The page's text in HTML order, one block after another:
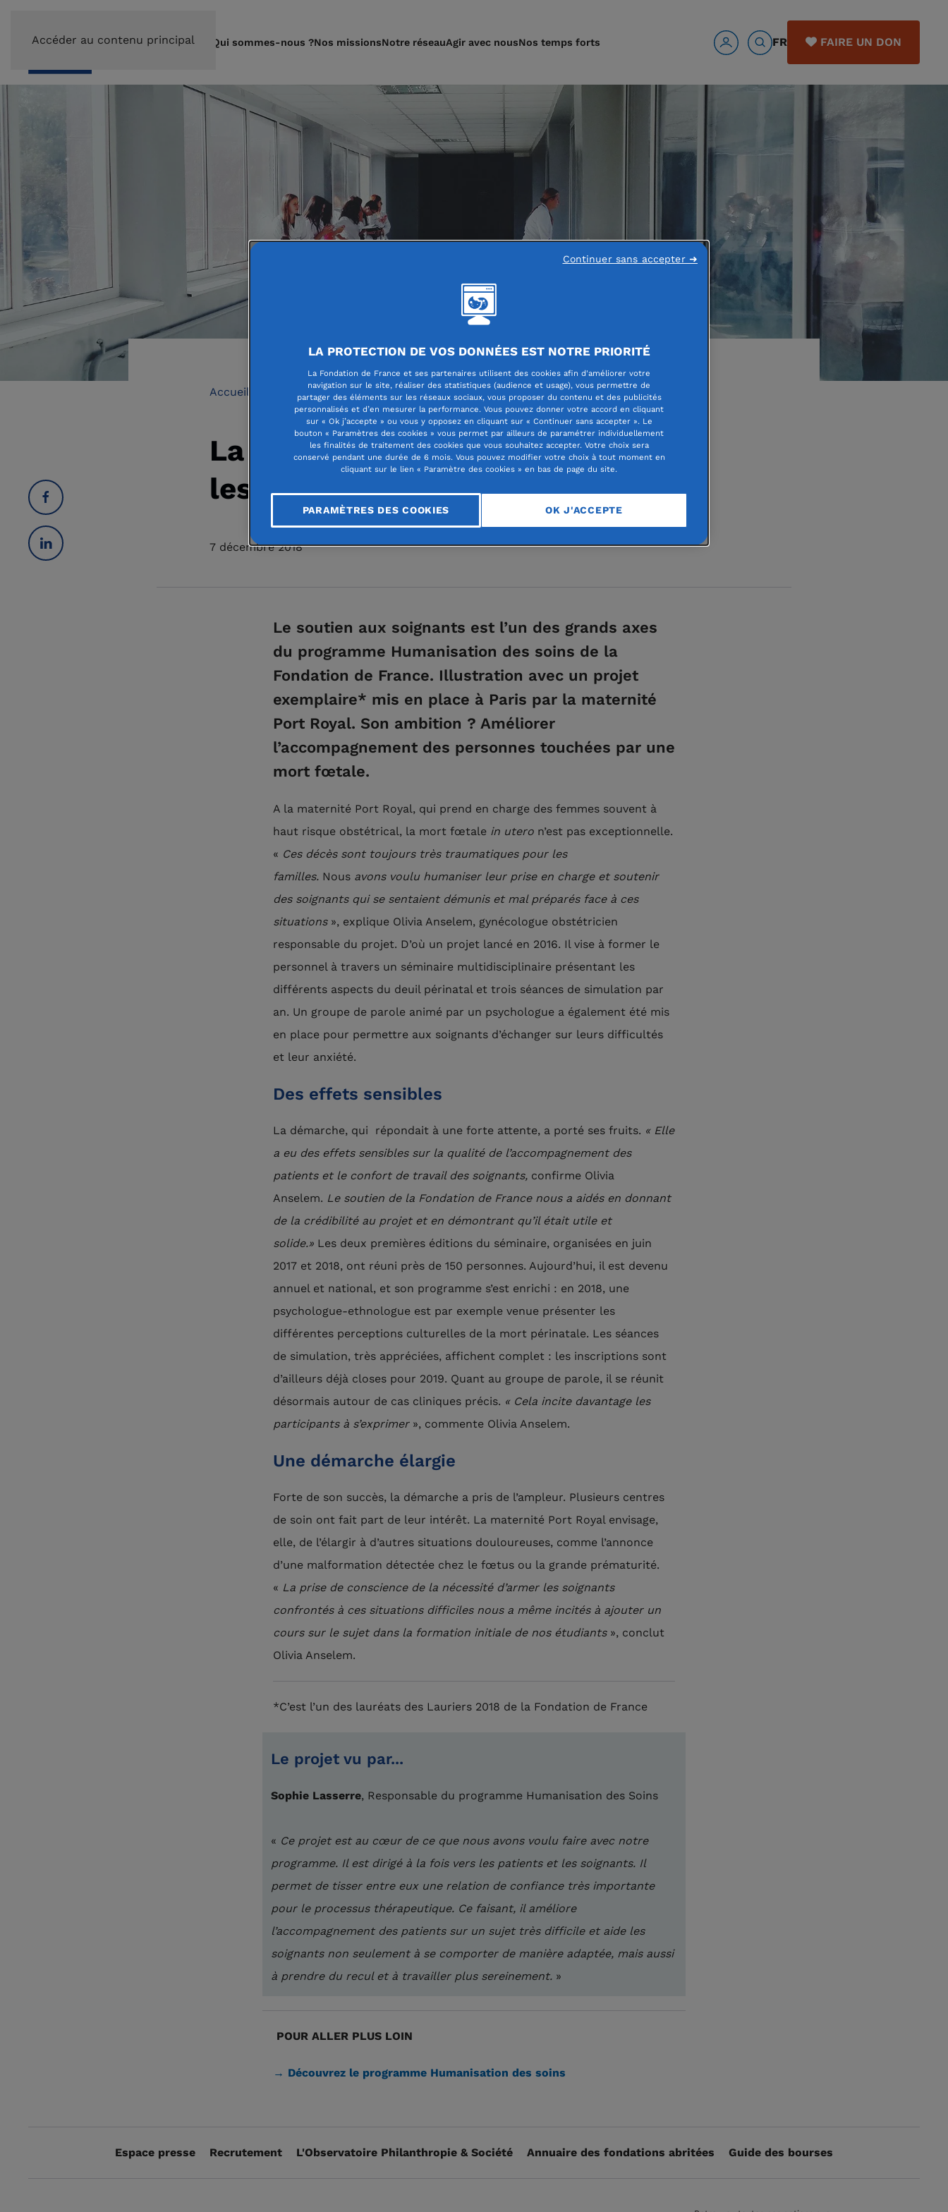
Accéder au contenu principal Qui sommes-nous ?Nos missionsNotre réseauAgir avec nousNos temps forts FR FAIRE UN DON
Accueil L'humain au coeur du soin
La maternité Port Royal soigne …
les soignants !
7 décembre 2018
Le soutien aux soignants est l’un des grands axes
du programme Humanisation des soins de la
Fondation de France. Illustration avec un projet
exemplaire* mis en place à Paris par la maternité
Port Royal. Son ambition ? Améliorer
l’accompagnement des personnes touchées par une
mort fœtale.
A la maternité Port Royal, qui prend en charge des femmes souvent à
haut risque obstétrical, la mort fœtale in utero n’est pas exceptionnelle.
« Ces décès sont toujours très traumatiques pour les
familles. Nous avons voulu humaniser leur prise en charge et soutenir
des soignants qui se sentaient démunis et mal préparés face à ces
situations », explique Olivia Anselem, gynécologue obstétricien
responsable du projet. D’où un projet lancé en 2016. Il vise à former le
personnel à travers un séminaire multidisciplinaire présentant les
différents aspects du deuil périnatal et trois séances de simulation par
an. Un groupe de parole animé par un psychologue a également été mis
en place pour permettre aux soignants d’échanger sur leurs difficultés
et leur anxiété.
Des effets sensibles
La démarche, qui répondait à une forte attente, a porté ses fruits. « Elle
a eu des effets sensibles sur la qualité de l’accompagnement des
patients et le confort de travail des soignants, confirme Olivia
Anselem. Le soutien de la Fondation de France nous a aidés en donnant
de la crédibilité au projet et en démontrant qu’il était utile et
solide.» Les deux premières éditions du séminaire, organisées en juin
2017 et 2018, ont réuni près de 150 personnes. Aujourd’hui, il est devenu
annuel et national, et son programme s’est enrichi : en 2018, une
psychologue-ethnologue est par exemple venue présenter les
différentes perceptions culturelles de la mort périnatale. Les séances
de simulation, très appréciées, affichent complet : les inscriptions sont
d’ailleurs déjà closes pour 2019. Quant au groupe de parole, il se réunit
désormais autour de cas cliniques précis. « Cela incite davantage les
participants à s’exprimer », commente Olivia Anselem.
Une démarche élargie
Forte de son succès, la démarche a pris de l’ampleur. Plusieurs centres
de soin ont fait part de leur intérêt. La maternité Port Royal envisage,
elle, de l’élargir à d’autres situations douloureuses, comme l’annonce
d’une malformation détectée chez le fœtus ou la grande prématurité.
« La prise de conscience de la nécessité d’armer les soignants
confrontés à ces situations difficiles nous a même incités à ajouter un
cours sur le sujet dans la formation initiale de nos étudiants», conclut
Olivia Anselem.
*C’est l’un des lauréats des Lauriers 2018 de la Fondation de France
Le projet vu par...
Sophie Lasserre, Responsable du programme Humanisation des Soins
« Ce projet est au cœur de ce que nous avons voulu faire avec notre
programme. Il est dirigé à la fois vers les patients et les soignants. Il
permet de tisser entre eux une relation de confiance très importante
pour le processus thérapeutique. Ce faisant, il améliore
l’accompagnement des patients sur un sujet très difficile et aide les
soignants non seulement à se comporter de manière adaptée, mais aussi
à prendre du recul et à travailler plus sereinement. »
POUR ALLER PLUS LOIN
→ Découvrez le programme Humanisation des soins
Espace presse Recrutement L'Observatoire Philanthropie & Société Annuaire des fondations abritées Guide des bourses
LA PROTECTION DE VOS DONNÉES EST NOTRE PRIORITÉ
La Fondation de France et ses partenaires utilisent des cookies afin d'améliorer votre
navigation sur le site, réaliser des statistiques (audience et usage), vous permettre de
partager des éléments sur les réseaux sociaux, vous proposer du contenu et des publicités
personnalisés et d’en mesurer la performance. Vous pouvez donner votre accord en cliquant
sur « Ok j’accepte » ou vous y opposez en cliquant sur « Continuer sans accepter ». Le
bouton « Paramètres des cookies » vous permet par ailleurs de paramétrer individuellement
les finalités de traitement des cookies que vous souhaitez accepter. Votre choix sera
conservé pendant une durée de 6 mois. Vous pouvez modifier votre choix à tout moment en
cliquant sur le lien « Paramètre des cookies » en bas de page du site.
PARAMÈTRES DES COOKIES OK J'ACCEPTE
Continuer sans accepter ➜